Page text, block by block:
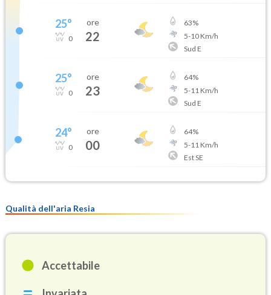
25°
0
ore
22
63%
5-10Km/h
Sud E
25°
0
ore
23
64%
5-11 Km/h
Sud E
24°
0
ore
00
64%
5-11 Km/h
Est SE
Qualità dell'aria Resia
Accettabile